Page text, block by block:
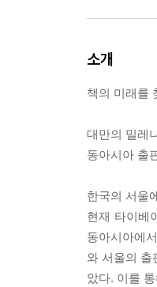
소개
책의 미래를
대만의 밀레
동아시아 출
한국의 서울
현재 타이베
동아시아에
와 서울의 출
았다. 이를